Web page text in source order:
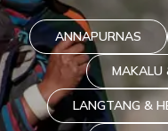
ANNAPURNAS
MAKALU
LANGTANG &